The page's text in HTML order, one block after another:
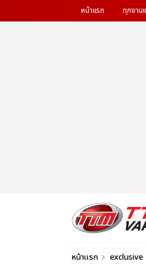
หน้าแรก ทุกงาน
หน้าแรก exclusive